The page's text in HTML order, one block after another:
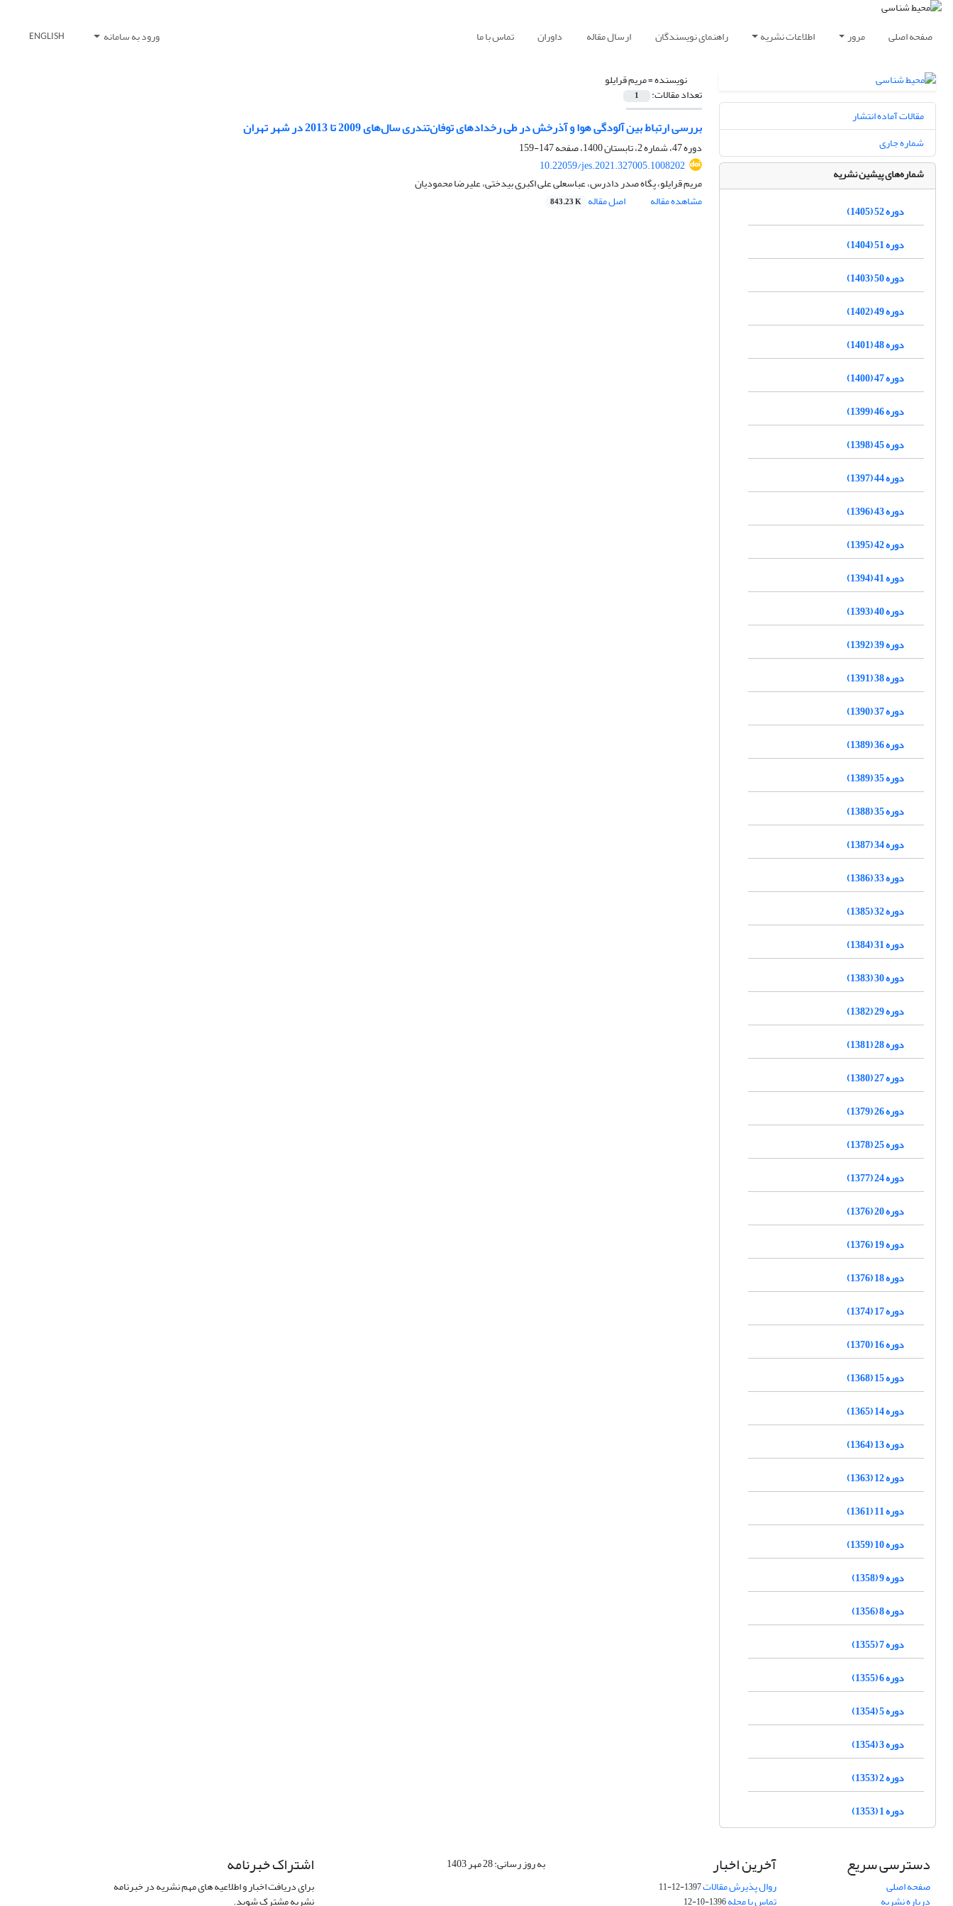
صفحه اصلی مرور اطلاعات نشریه راهنمای نویسندگان ارسال مقاله داوران تماس با ما ورود به سامانه ENGLISH
نویسنده =مریم قرایلو
تعداد مقالات: 1
بررسی ارتباط بین آلودگی هوا و آذرخش در طی رخدادهای توفان‌تندری سال‌های 2009 تا 2013 در شهر تهران
دوره 47، شماره 2، تابستان 1400، صفحه
147-159
10.22059/jes.2021.327005.1008202
مریم قرایلو، پگاه صدر دادرس، عباسعلی علی اکبری بیدختی، علیرضا محمودیان
مشاهده مقاله
اصل مقاله 843.23 K
مقالات آماده انتشار
شماره جاری
شماره‌های پیشین نشریه
دوره 52 (1405)
دوره 51 (1404)
دوره 50 (1403)
دوره 49 (1402)
دوره 48 (1401)
دوره 47 (1400)
دوره 46 (1399)
دوره 45 (1398)
دوره 44 (1397)
دوره 43 (1396)
دوره 42 (1395)
دوره 41 (1394)
دوره 40 (1393)
دوره 39 (1392)
دوره 38 (1391)
دوره 37 (1390)
دوره 36 (1389)
دوره 35 (1389)
دوره 35 (1388)
دوره 34 (1387)
دوره 33 (1386)
دوره 32 (1385)
دوره 31 (1384)
دوره 30 (1383)
دوره 29 (1382)
دوره 28 (1381)
دوره 27 (1380)
دوره 26 (1379)
دوره 25 (1378)
دوره 24 (1377)
دوره 20 (1376)
دوره 19 (1376)
دوره 18 (1376)
دوره 17 (1374)
دوره 16 (1370)
دوره 15 (1368)
دوره 14 (1365)
دوره 13 (1364)
دوره 12 (1363)
دوره 11 (1361)
دوره 10 (1359)
دوره 9 (1358)
دوره 8 (1356)
دوره 7 (1355)
دوره 6 (1355)
دوره 5 (1354)
دوره 3 (1354)
دوره 2 (1353)
دوره 1 (1353)
دسترسی سریع
صفحه اصلی
درباره نشریه
آخرین اخبار
روال پذیرش مقالات1397-12-11
تماس با مجله1396-10-12
به روز رسانی: 28 مهر 1403 اشتراک خبرنامه
برای دریافت اخبار و اطلاعیه های مهم نشریه در خبرنامه
نشریه مشترک شوید.